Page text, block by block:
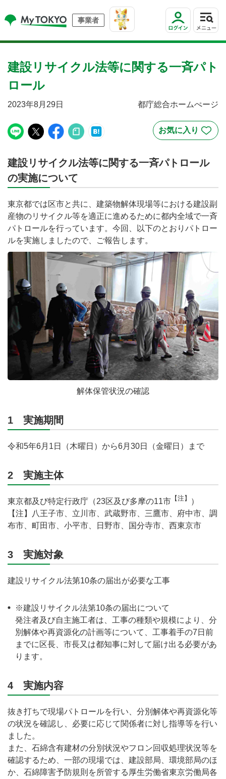
事業者
建設リサイクル法等に関する一斉パト
ロール
2023年8月29日 都庁総合ホームぺージ
建設リサイクル法等に関する一斉パトロール
の実施について
東京都では区市と共に、建築物解体現場等における建設副
産物のリサイクル等を適正に進めるために都内全域で一斉
パトロールを行っています。今回、以下のとおりパトロー
ルを実施しましたので、ご報告します。
解体保管状況の確認
1 実施期間
令和5年6月1日（木曜日）から6月30日（金曜日）まで
2 実施主体
東京都及び特定行政庁（23区及び多摩の11市 【注】
）
【注】八王子市、立川市、武蔵野市、三鷹市、府中市、調
布市、町田市、小平市、日野市、国分寺市、西東京市
3 実施対象
建設リサイクル法第10条の届出が必要な工事
※建設リサイクル法第10条の届出について
発注者及び自主施工者は、工事の種類や規模により、分
別解体や再資源化の計画等について、工事着手の7日前
までに区長、市長又は都知事に対して届け出る必要があ
ります。
4 実施内容
抜き打ちで現場パトロールを行い、分別解体や再資源化等
の状況を確認し、必要に応じて関係者に対し指導等を行い
ました。
また、石綿含有建材の分別状況やフロン回収処理状況等を
確認するため、一部の現場では、建設部局、環境部局のほ
か、石綿障害予防規則を所管する厚生労働省東京労働局各